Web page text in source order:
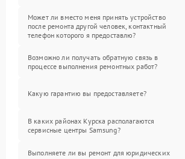
Может ли вместо меня принять устройство
после ремонта другой человек, контактный
телефон которого я предоставлю?
Возможно ли получать обратную связь в
процессе выполнения ремонтных работ?
Какую гарантию вы предоставляете?
В каких районах Курска располагаются
сервисные центры Samsung?
Выполняете ли вы ремонт для юридических